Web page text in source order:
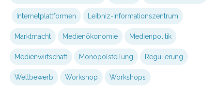
Internetplattformen Leibniz-Informationszentrum
Marktmacht Medienökonomie Medienpolitik
Medienwirtschaft Monopolstellung Regulierung
Wettbewerb Workshop Workshops